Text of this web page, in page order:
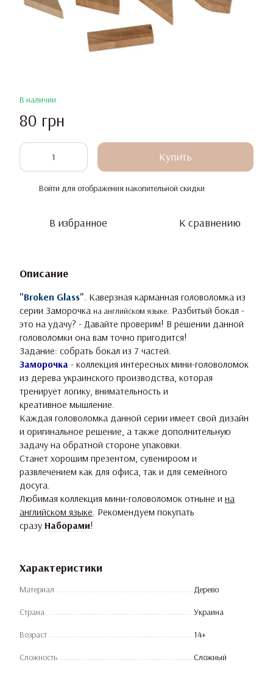
В наличии
80 грн
Купить
Войти для отображения накопительной скидки
В избранное К сравнению
Описание
"Broken Glass". Каверзная карманная головоломка из
серии Заморочка на английском языке. Разбитый бокал -
это на удачу? - Давайте проверим! В решении данной
головоломки она вам точно пригодится!
Задание: собрать бокал из 7 частей.
Заморочка - коллекция интересных мини-головоломок
из дерева украинского производства, которая
тренирует логику, внимательность и
креативное мышление.
Каждая головоломка данной серии имеет свой дизайн
и оригинальное решение, а также дополнительную
задачу на обратной стороне упаковки.
Станет хорошим презентом, сувенироом и
развлечением как для офиса, так и для семейного
досуга.
Любимая коллекция мини-головоломок отныне и на
английском языке. Рекомендуем покупать
сразу Наборами!
Характеристики
Материал Дерево
Страна Украина
Возраст 14+
Сложность Сложный